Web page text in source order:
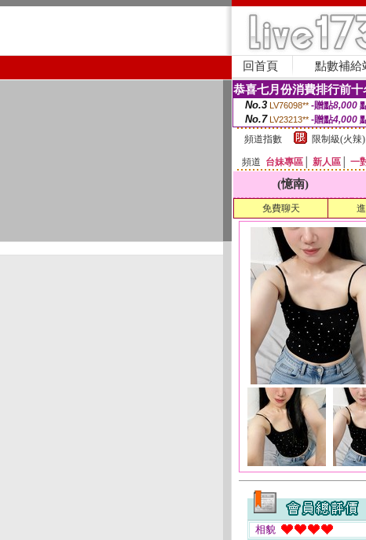
回首頁 點數補給
恭喜七月份消費排行前
No.3 LV76098** -贈點8,000
No.7 LV23213** -贈點4,000
頻道指數
限制級(火辣)
頻道 台妹專區 新人區 一
(憶南)
免費聊天
相貌